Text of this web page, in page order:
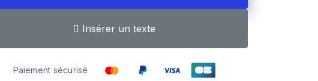
Insérer un texte
Paiement sécurisé